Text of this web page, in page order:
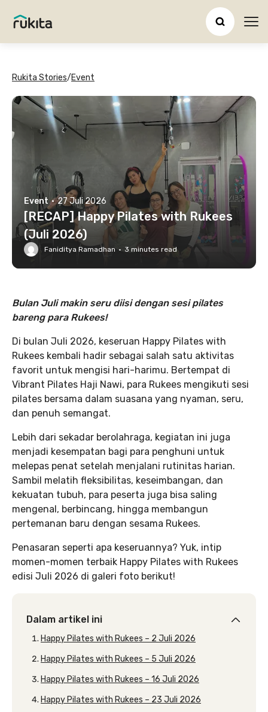
Rukita Stories/Event
Event · 27 Juli 2026
[RECAP] Happy Pilates with Rukees
(Juli 2026)
Faniditya Ramadhan · 3 minutes read
Bulan Juli makin seru diisi dengan sesi pilates
bareng para Rukees!
Di bulan Juli 2026, keseruan Happy Pilates with
Rukees kembali hadir sebagai salah satu aktivitas
favorit untuk mengisi hari-harimu. Bertempat di
Vibrant Pilates Haji Nawi, para Rukees mengikuti sesi
pilates bersama dalam suasana yang nyaman, seru,
dan penuh semangat.
Lebih dari sekadar berolahraga, kegiatan ini juga
menjadi kesempatan bagi para penghuni untuk
melepas penat setelah menjalani rutinitas harian.
Sambil melatih fleksibilitas, keseimbangan, dan
kekuatan tubuh, para peserta juga bisa saling
mengenal, berbincang, hingga membangun
pertemanan baru dengan sesama Rukees.
Penasaran seperti apa keseruannya? Yuk, intip
momen-momen terbaik Happy Pilates with Rukees
edisi Juli 2026 di galeri foto berikut!
Dalam artikel ini
Happy Pilates with Rukees – 2 Juli 2026
Happy Pilates with Rukees – 5 Juli 2026
Happy Pilates with Rukees – 16 Juli 2026
Happy Pilates with Rukees – 23 Juli 2026